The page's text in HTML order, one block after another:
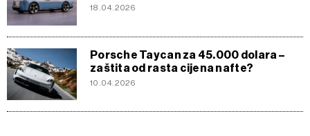
18.04.2026
Porsche Taycan za 45.000 dolara –
zaštita od rasta cijena nafte?
10.04.2026